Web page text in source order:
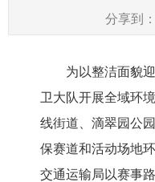
分享到：
为以整洁面貌
卫大队开展全域环
线街道、滴翠园公
保赛道和活动场地
交通运输局以赛事